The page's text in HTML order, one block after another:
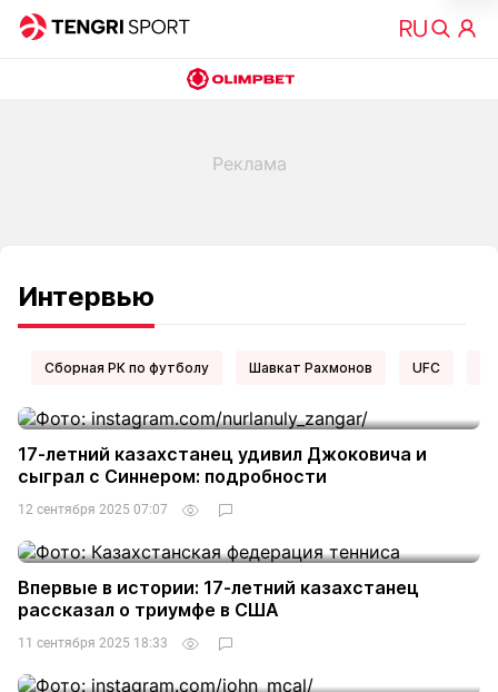
Интервью
Сборная РК по футболу Шавкат Рахмонов UFC
17-летний казахстанец удивил Джоковича и
сыграл с Синнером: подробности
12 сентября 2025 07:07
Впервые в истории: 17-летний казахстанец
рассказал о триумфе в США
11 сентября 2025 18:33